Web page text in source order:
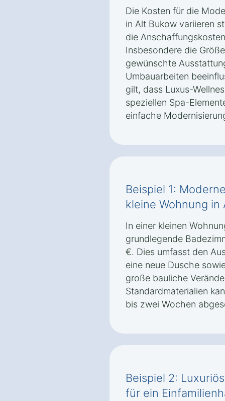
Die Kosten für die
in Alt Bukow variieren
die
Insbesondere die
gewünschte
Umbauarbeiten
gilt, dass Luxus-
speziellen Spa-
einfache
Beispiel 1:
kleine Wohnung in
In einer kleinen
grundlegende
€. Dies umfasst den
eine neue Dusche
große bauliche
Standardmaterialien
bis zwei Wochen
Beispiel 2:
für ein